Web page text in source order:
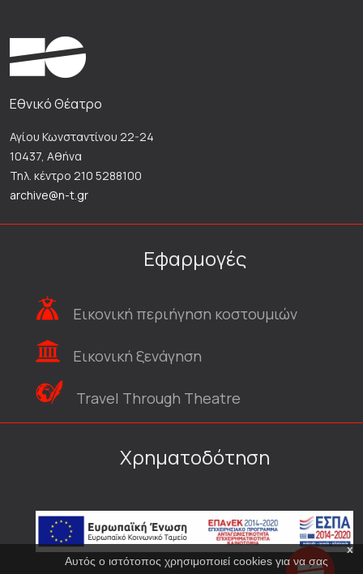
x
Αυτός ο ιστότοπος χρησιμοποιεί cookies για να σας
Εθνικό Θέατρο
Αγίου Κωνσταντίνου 22-24
10437, Αθήνα
Τηλ. κέντρο 210 5288100
archive@n-t.gr
Εφαρμογές
Εικονική περιήγηση κοστουμιών
Εικονική ξενάγηση
Travel Through Theatre
Χρηματοδότηση